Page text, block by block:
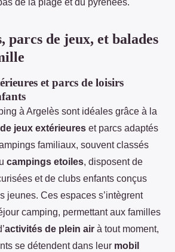
de la plage et du pyrenees.
parcs de jeux, et balades
et parcs de loisirs
à Argelès sont idéales grâce à la
jeux extérieures et parcs adaptés
familiaux, souvent classés
campings etoiles, disposent de
et de clubs enfants conçus
jeunes. Ces espaces s’intègrent
camping, permettant aux familles
activités de plein air à tout moment,
se détendent dans leur mobil